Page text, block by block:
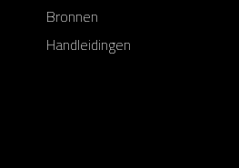
Bronnen
Handleidingen